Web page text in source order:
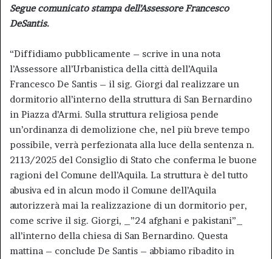
Segue comunicato stampa dell’Assessore Francesco
DeSantis.
“Diffidiamo pubblicamente – scrive in una nota
l’Assessore all’Urbanistica della città dell’Aquila
Francesco De Santis – il sig. Giorgi dal realizzare un
dormitorio all’interno della struttura di San Bernardino
in Piazza d’Armi. Sulla struttura religiosa pende
un’ordinanza di demolizione che, nel più breve tempo
possibile, verrà perfezionata alla luce della sentenza n.
2113/2025 del Consiglio di Stato che conferma le buone
ragioni del Comune dell’Aquila. La struttura è del tutto
abusiva ed in alcun modo il Comune dell’Aquila
autorizzerà mai la realizzazione di un dormitorio per,
come scrive il sig. Giorgi, _”24 afghani e pakistani”_
all’interno della chiesa di San Bernardino. Questa
mattina – conclude De Santis – abbiamo ribadito in